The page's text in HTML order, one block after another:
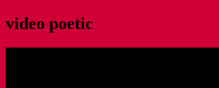
video poetic